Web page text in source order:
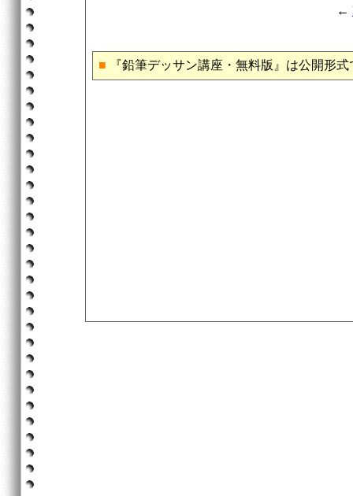
←
■ 『鉛筆デッサン講座・無料版』は公開形